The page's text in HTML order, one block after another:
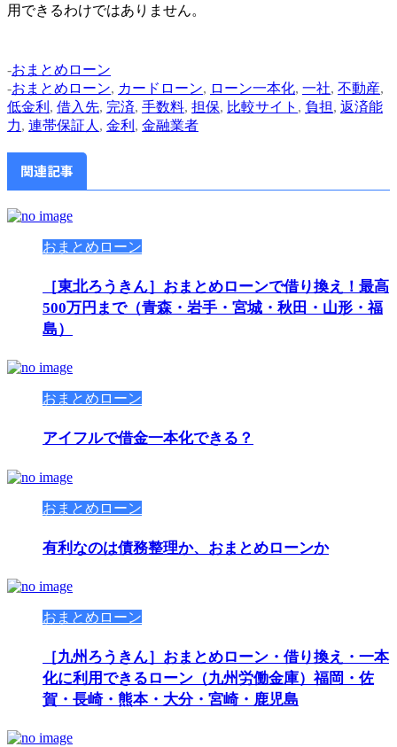
用できるわけではありません。
-おまとめローン
-おまとめローン, カードローン, ローン一本化, 一社, 不動産,
低金利 , 借入先, 完済, 手数料, 担保, 比較サイト , 負担, 返済能
力, 連帯保証人 , 金利 , 金融業者
関連記事
おまとめローン
［東北ろうきん］おまとめローンで借り換え！最高
500万円まで（青森・岩手・宮城・秋田・山形・福
島）
おまとめローン
アイフルで借金一本化できる？
おまとめローン
有利なのは債務整理か、おまとめローンか
おまとめローン
［九州ろうきん］おまとめローン・借り換え・一本
化に利用できるローン（九州労働金庫）福岡・佐
賀・長崎・熊本・大分・宮崎・鹿児島